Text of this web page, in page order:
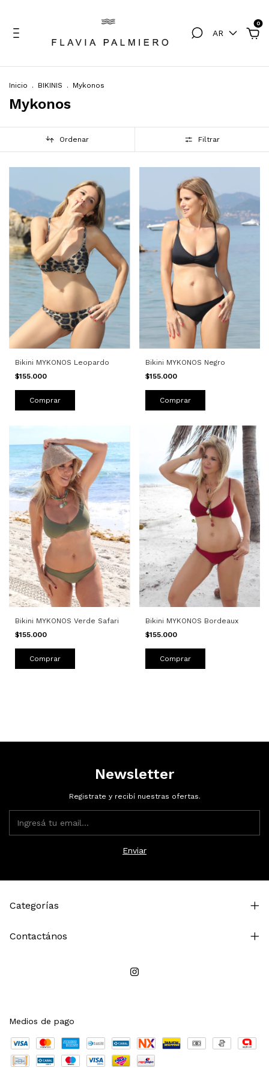
AR
0
Inicio . BIKINIS . Mykonos
Mykonos
Ordenar Filtrar
Bikini MYKONOS Leopardo
$155.000
Comprar
Bikini MYKONOS Negro
$155.000
Comprar
Bikini MYKONOS Verde Safari
$155.000
Comprar
Bikini MYKONOS Bordeaux
$155.000
Comprar
Newsletter
Registrate y recibí nuestras ofertas.
Categorías
Contactános
Medios de pago